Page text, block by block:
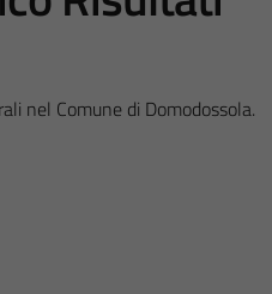
nel Comune di Domodossola.